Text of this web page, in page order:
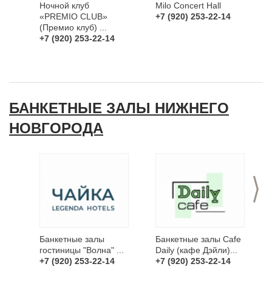
Ночной клуб
«PREMIO CLUB»
(Премио клуб) ...
+7 (920) 253-22-14
Milo Concert Hall
+7 (920) 253-22-14
БАНКЕТНЫЕ ЗАЛЫ НИЖНЕГО
НОВГОРОДА
>
Банкетные залы
гостиницы "Волна" ...
+7 (920) 253-22-14
Банкетные залы Сafe
Daily (кафе Дэйли)...
+7 (920) 253-22-14